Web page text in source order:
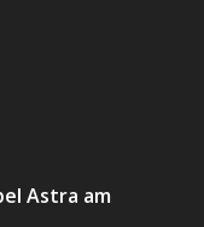
Astra am